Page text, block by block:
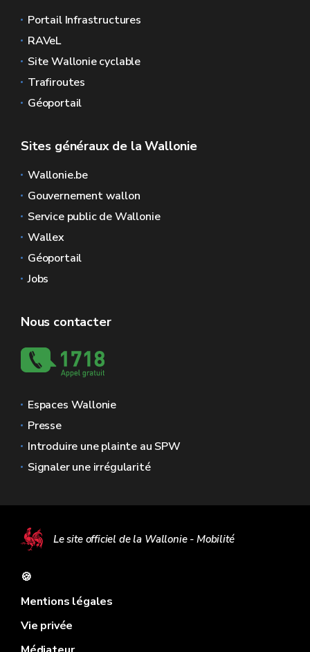
Portail Infrastructures
RAVeL
Site Wallonie cyclable
Trafiroutes
Géoportail
Sites généraux de la Wallonie
Wallonie.be
Gouvernement wallon
Service public de Wallonie
Wallex
Géoportail
Jobs
Nous contacter
Espaces Wallonie
Presse
Introduire une plainte au SPW
Signaler une irrégularité
Le site officiel de la Wallonie - Mobilité
🍪
Mentions légales
Vie privée